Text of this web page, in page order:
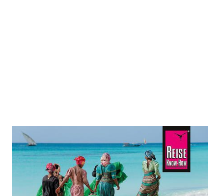
Reise Know-How Sprachführer
Kisuaheli - Wort für Wort
Zur Wunschliste hinzufügen